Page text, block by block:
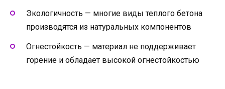
Экологичность — многие виды теплого бетона
производятся из натуральных компонентов
Огнестойкость — материал не поддерживает
горение и обладает высокой огнестойкостью